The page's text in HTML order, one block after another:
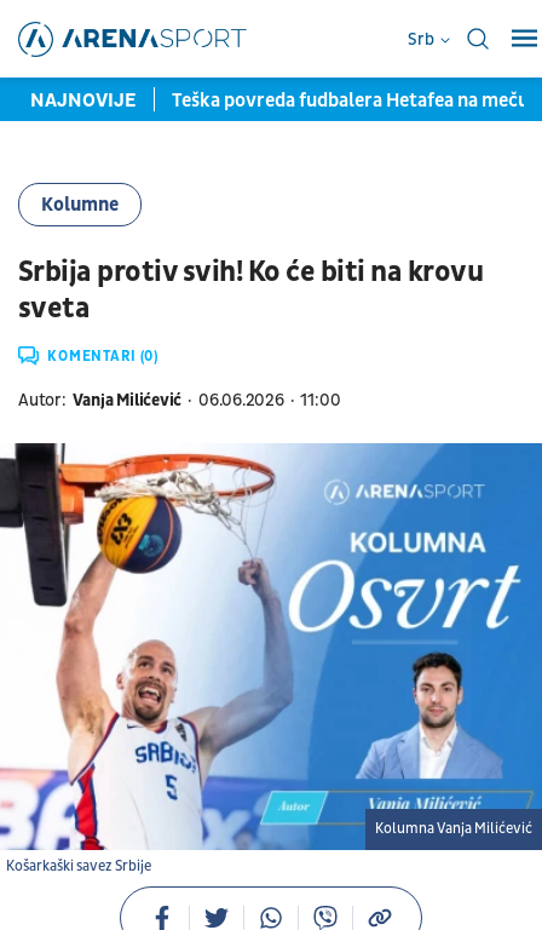
Srb
NAJNOVIJE
pred potpisom Teška povreda fudbalera Hetafea na meču
Kolumne
Srbija protiv svih! Ko će biti na krovu
sveta
KOMENTARI (0)
Autor: Vanja Milićević 06.06.2026 11:00
Košarkaški savez Srbije
Kolumna Vanja Milićević